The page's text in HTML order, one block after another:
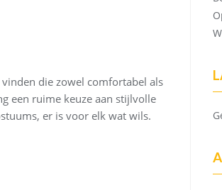
die zowel comfortabel als
een ruime keuze aan stijlvolle
er is voor elk wat wils.